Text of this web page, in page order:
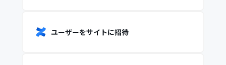
ユーザーをサイトに招待